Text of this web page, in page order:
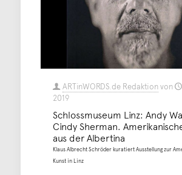
ARTinWORDS.de Redaktionvon
2019
Schlossmuseum Linz: Andy
Cindy Sherman.
aus der Albertina
Klaus Albrecht Schröder kuratiert Ausstellung zur
Kunst in Linz